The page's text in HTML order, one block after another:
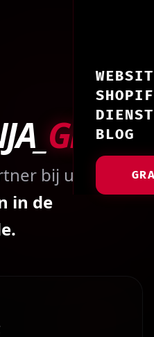
BLOG
GEEL
bij uitstek
in de